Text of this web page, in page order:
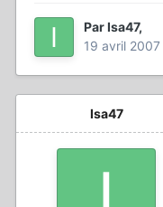
ParIsa47,
19 avril 2007
Isa47